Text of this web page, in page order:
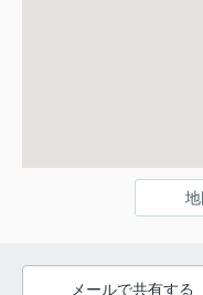
メールで共有する